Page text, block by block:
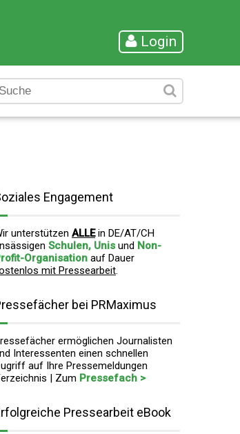
Login
Engagement
unterstützen ALLEin DE/AT/CH
Schulen, Unis und Non-
Organisation auf Dauer
mit Pressearbeit.
bei PRMaximus
ermöglichen Journalisten
Interessenten einen schnellen
auf Ihre Pressemeldungen
| Zum Pressefach >
Pressearbeit eBook